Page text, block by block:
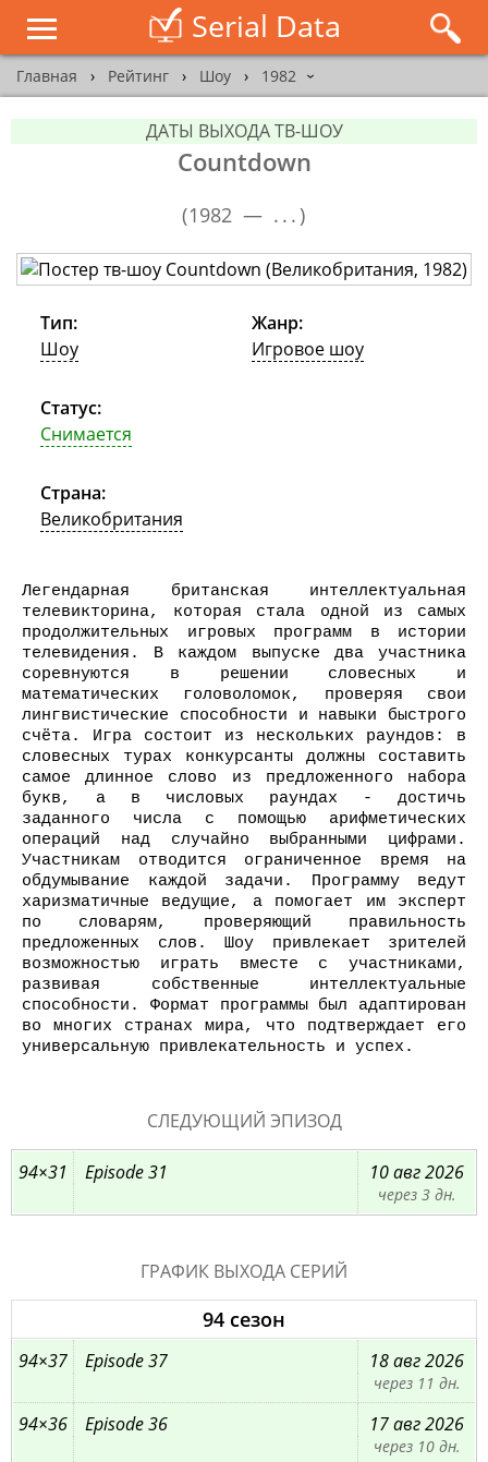
Serial Data
Главная › Рейтинг › Шоу › 1982 ›
ДАТЫ ВЫХОДА ТВ-ШОУ
Countdown
(1982 — ...)
Тип:
Шоу
Статус:
Снимается
Страна:
Великобритания
Жанр:
Игровое шоу
Легендарная британская интеллектуальная
телевикторина, которая стала одной из самых
продолжительных игровых программ в истории
телевидения. В каждом выпуске два участника
соревнуются в решении словесных и
математических головоломок, проверяя свои
лингвистические способности и навыки быстрого
счёта. Игра состоит из нескольких раундов: в
словесных турах конкурсанты должны составить
самое длинное слово из предложенного набора
букв, а в числовых раундах - достичь
заданного числа с помощью арифметических
операций над случайно выбранными цифрами.
Участникам отводится ограниченное время на
обдумывание каждой задачи. Программу ведут
харизматичные ведущие, а помогает им эксперт
по словарям, проверяющий правильность
предложенных слов. Шоу привлекает зрителей
возможностью играть вместе с участниками,
развивая собственные интеллектуальные
способности. Формат программы был адаптирован
во многих странах мира, что подтверждает его
универсальную привлекательность и успех.
СЛЕДУЮЩИЙ ЭПИЗОД
94×31 Episode 31 10 авг 2026
через 3 дн.
ГРАФИК ВЫХОДА СЕРИЙ
94 сезон
94×37 Episode 37 18 авг 2026
через 11 дн.
94×36 Episode 36 17 авг 2026
через 10 дн.